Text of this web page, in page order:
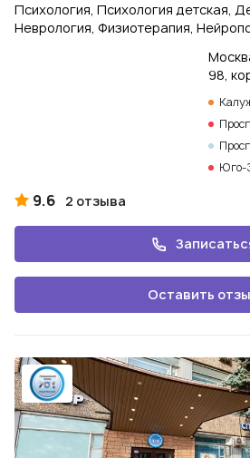
Психология, Психология детская,
Неврология, Физиотерапия,
98,
Юго-
9.6 2 отзыва
Оставить